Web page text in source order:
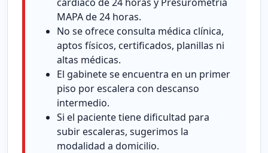
MAPA de 24 horas.
No se ofrece consulta médica clínica,
aptos físicos, certificados, planillas ni
altas médicas.
El gabinete se encuentra en un primer
piso por escalera con descanso
intermedio.
Si el paciente tiene dificultad para
subir escaleras, sugerimos la
modalidad a domicilio.